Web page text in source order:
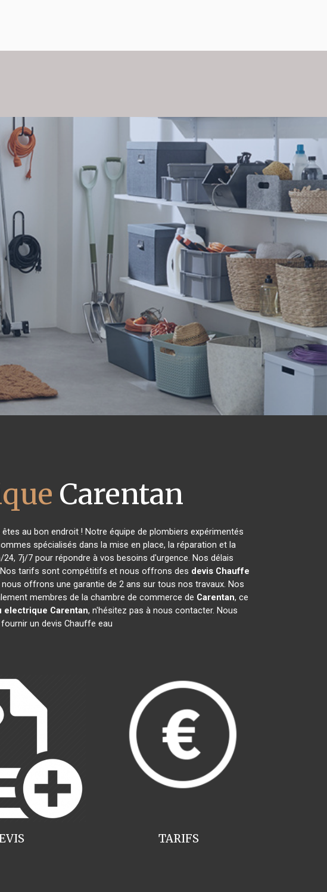
Carentan
êtes au bon endroit ! Notre équipe de plombiers expérimentés
spécialisés dans la mise en place, la réparation et la
7j/7 pour répondre à vos besoins d'urgence. Nos délais
tarifs sont compétitifs et nous offrons des devis Chauffe
offrons une garantie de 2 ans sur tous nos travaux. Nos
membres de la chambre de commerce de Carentan, ce
electrique Carentan, n'hésitez pas à nous contacter. Nous
un devis Chauffe eau
TARIFS